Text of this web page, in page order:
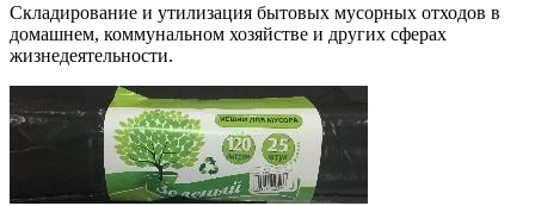
Складирование и утилизация бытовых мусорных отходов в
домашнем, коммунальном хозяйстве и других сферах
жизнедеятельности.